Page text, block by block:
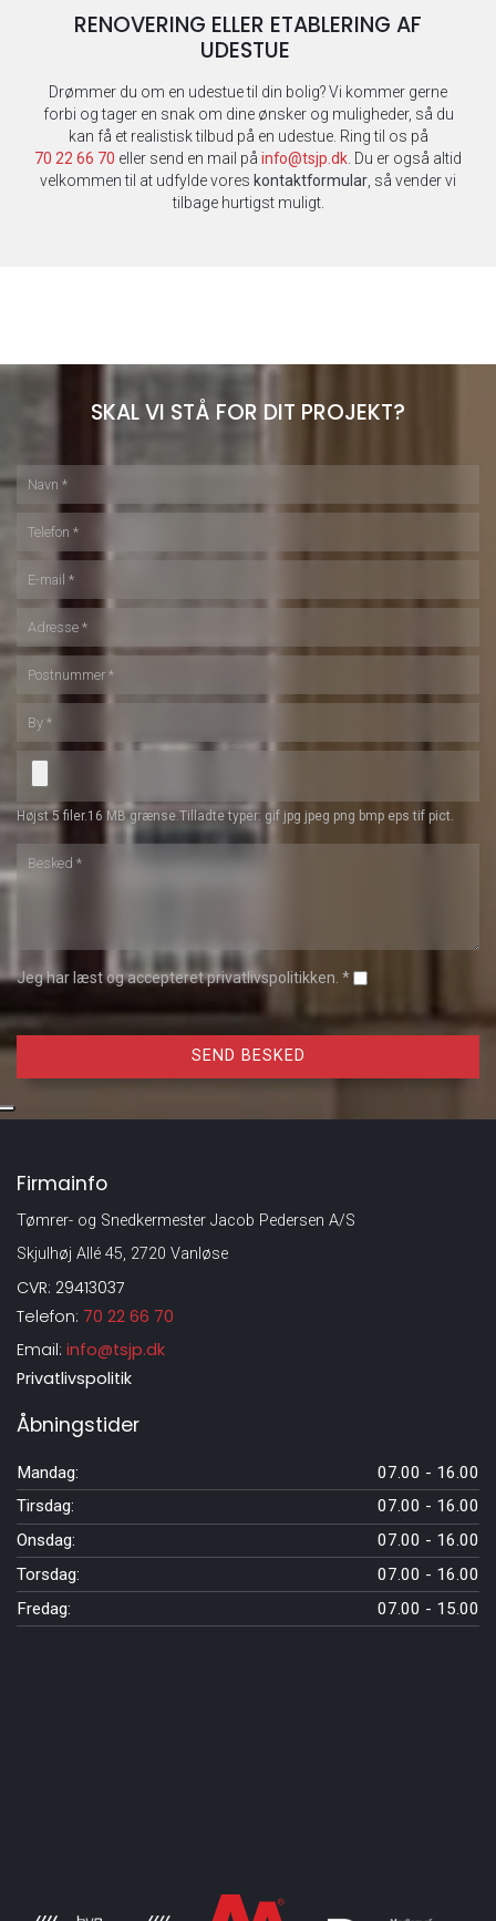
RENOVERING ELLER ETABLERING AF
UDESTUE
Drømmer du om en udestue til din bolig? Vi kommer gerne
forbi og tager en snak om dine ønsker og muligheder, så du
kan få et realistisk tilbud på en udestue. Ring til os på
70 22 66 70 eller send en mail på info@tsjp.dk . Du er også altid
velkommen til at udfylde vores kontaktformular , så vender vi
tilbage hurtigst muligt.
SKAL VI STÅ FOR DIT PROJEKT?
Højst 5 filer.16 MB grænse.Tilladte typer: gif jpg jpeg png bmp eps tif pict.
Jeg har læst og accepteret privatlivspolitikken. *
Firmainfo
Tømrer- og Snedkermester Jacob Pedersen A/S
Skjulhøj Allé 45, 2720 Vanløse
CVR: 29413037
Telefon: 70 22 66 70
Email: info@tsjp.dk
Privatlivspolitik
Åbningstider
Mandag:
07.00 - 16.00
Tirsdag:
07.00 - 16.00
Onsdag:
07.00 - 16.00
Torsdag:
07.00 - 16.00
Fredag:
07.00 - 15.00